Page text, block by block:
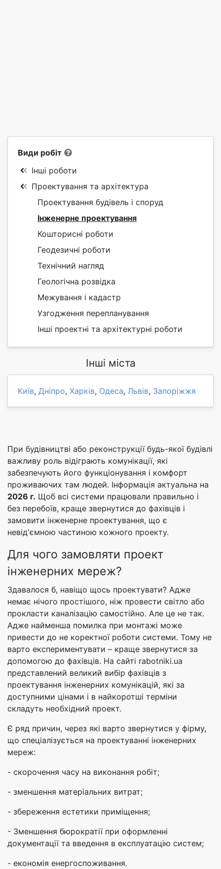
Види робіт
Інші роботи
Проектування та архітектура
Проектування будівель і споруд
Інженерне проектування
Кошторисні роботи
Геодезичні роботи
Технічний нагляд
Геологічна розвідка
Межування і кадастр
Узгодження перепланування
Інші проектні та архітектурні роботи
Інші міста
Київ, Дніпро, Харків, Одеса, Львів, Запоріжжя
При будівництві або реконструкції будь-якої будівлі
важливу роль відіграють комунікації, які
забезпечують його функціонування і комфорт
проживаючих там людей. Інформація актуальна на
2026 г. Щоб всі системи працювали правильно і
без перебоїв, краще звернутися до фахівців і
замовити інженерне проектування, що є
невід'ємною частиною кожного проекту.
Для чого замовляти проект
інженерних мереж?
Здавалося б, навіщо щось проектувати? Адже
немає нічого простішого, ніж провести світло або
прокласти каналізацію самостійно. Але це не так.
Адже найменша помилка при монтажі може
привести до не коректної роботи системи. Тому не
варто експериментувати – краще звернутися за
допомогою до фахівців. На сайті rabotniki.ua
представлений великий вибір фахівців з
проектування інженерних комунікацій, які за
доступними цінами і в найкоротші терміни
складуть необхідний проект.
Є ряд причин, через які варто звернутися у фірму,
що спеціалізується на проектуванні інженерних
мереж:
- скорочення часу на виконання робіт;
- зменшення матеріальних витрат;
- збереження естетики приміщення;
- Зменшення бюрократії при оформленні
документації та введення в експлуатацію систем;
- економія енергоспоживання.